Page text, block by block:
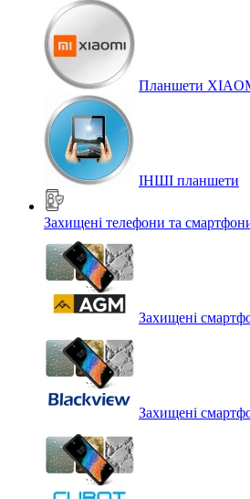
Планшети
ІНШІ планшети
Захищені телефони та
Захищені
Захищені